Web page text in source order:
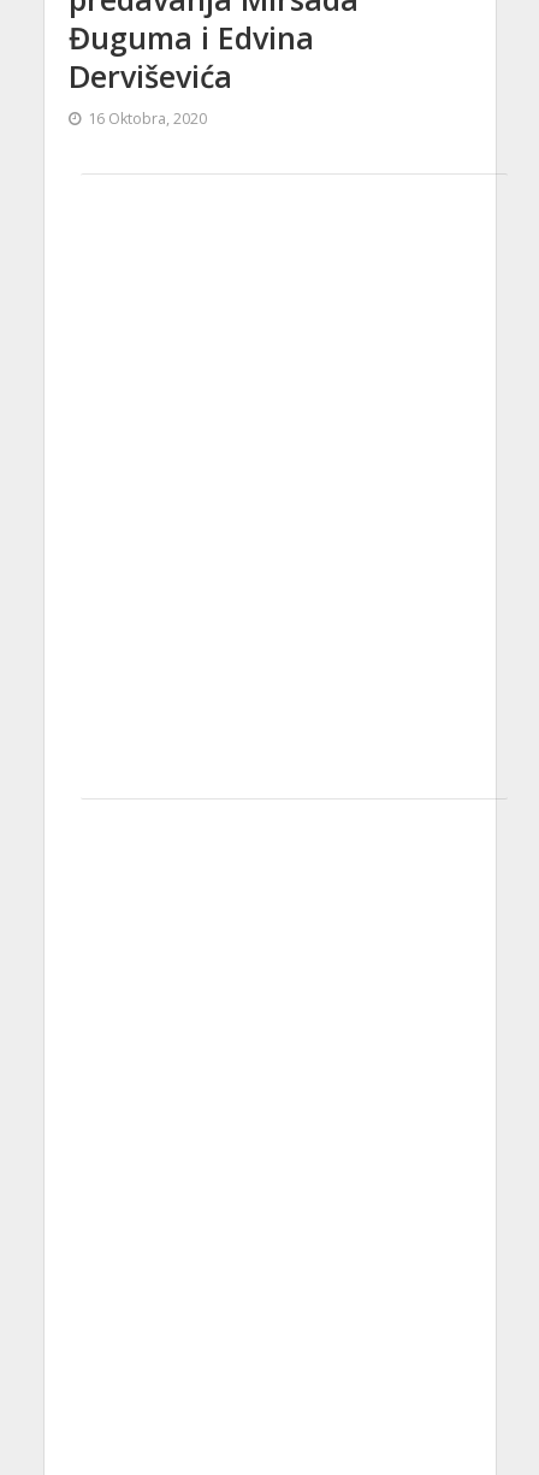
Đuguma i Edvina
Derviševića
16 Oktobra, 2020